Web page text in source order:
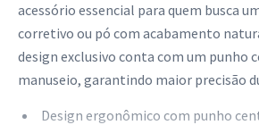
acessório essencial para quem busca
corretivo ou pó com acabamento
design exclusivo conta com um punho
manuseio, garantindo maior precisão
Design ergonômico com punho